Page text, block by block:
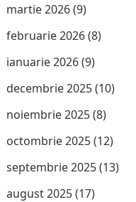
martie 2026(9)
februarie 2026(8)
ianuarie 2026(9)
decembrie 2025(10)
noiembrie 2025(8)
octombrie 2025(12)
septembrie 2025(13)
august 2025(17)